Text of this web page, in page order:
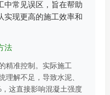
中常见误区，旨在帮助
实现更高的施工效率和
法
精准控制。实际施工
理解不足，导致水泥、
这直接影响混凝土强度